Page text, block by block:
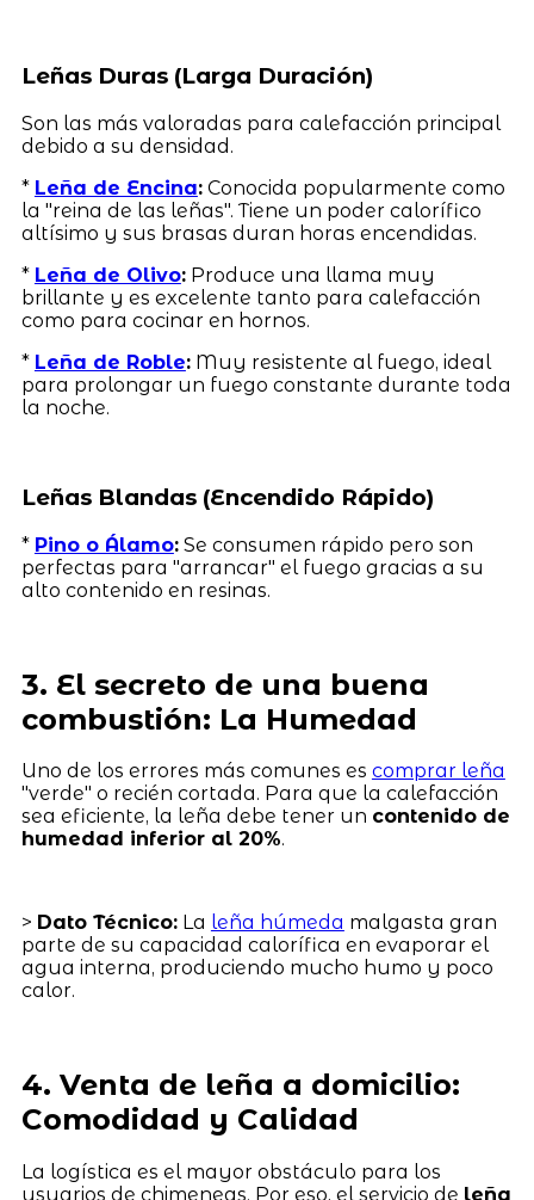
Leñas Duras (Larga Duración)
Son las más valoradas para calefacción principal
debido a su densidad.
* Leña de Encina:Conocida popularmente como
la "reina de las leñas". Tiene un poder calorífico
altísimo y sus brasas duran horas encendidas.
* Leña de Olivo:Produce una llama muy
brillante y es excelente tanto para calefacción
como para cocinar en hornos.
* Leña de Roble:Muy resistente al fuego, ideal
para prolongar un fuego constante durante toda
la noche.
Leñas Blandas (Encendido Rápido)
* Pino o Álamo:Se consumen rápido pero son
perfectas para "arrancar" el fuego gracias a su
alto contenido en resinas.
3. El secreto de una buena
combustión: La Humedad
Uno de los errores más comunes es comprar leña
"verde" o recién cortada. Para que la calefacción
sea eficiente, la leña debe tener un contenido de
humedad inferior al 20%.
> Dato Técnico:La leña húmeda malgasta gran
parte de su capacidad calorífica en evaporar el
agua interna, produciendo mucho humo y poco
calor.
4. Venta de leña a domicilio:
Comodidad y Calidad
La logística es el mayor obstáculo para los
usuarios de chimeneas. Por eso, el servicio de leña